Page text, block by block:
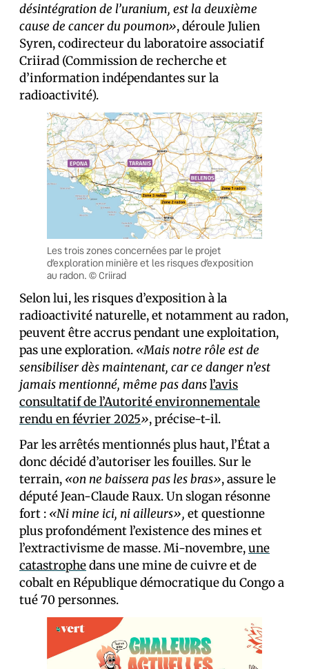
désintégration de l’uranium, est la deuxième
cause de cancer du poumon», déroule Julien
Syren, codirecteur du laboratoire associatif
Criirad (Commission de recherche et
d’information indépendantes sur la
radioactivité).
Les trois zones concernées par le projet
d’exploration minière et les risques d’exposition
au radon. © Criirad
Selon lui, les risques d’exposition à la
radioactivité naturelle, et notamment au radon,
peuvent être accrus pendant une exploitation,
pas une exploration. «Mais notre rôle est de
sensibiliser dès maintenant, car ce danger n’est
jamais mentionné, même pas dansl’avis
consultatif de l’Autorité environnementale
rendu en février 2025», précise-t-il.
Par les arrêtés mentionnés plus haut, l’État a
donc décidé d’autoriser les fouilles. Sur le
terrain, «on ne baissera pas les bras», assure le
député Jean-Claude Raux. Un slogan résonne
fort : «Ni mine ici, ni ailleurs», et questionne
plus profondément l’existence des mines et
l’extractivisme de masse. Mi-novembre,une
catastrophedans une mine de cuivre et de
cobalt en République démocratique du Congo a
tué 70 personnes.